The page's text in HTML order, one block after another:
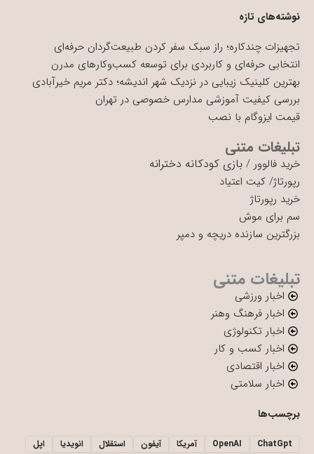
نوشته‌های تازه
تجهیزات چندکاره؛ راز سبک سفر کردن طبیعت‌گردان حرفه‌ای
انتخابی حرفه‌ای و کاربردی برای توسعه کسب‌وکارهای مدرن
بهترین کلینیک زیبایی در نزدیک شهر اندیشه؛ دکتر مریم خیرآبادی
بررسی کیفیت آموزشی مدارس خصوصی در تهران
قیمت ایزوگام با نصب
تبلیغات متنی
خرید فالوور / بازی کودکانه دخترانه
رپورتاژ/ کیت اعتیاد
خرید رپورتاژ
سم برای موش
بزرگترین سازنده دریچه و دمپر
تبلیغات متنی
اخبار ورزشی
اخبار فرهنگ وهنر
اخبار تکنولوژی
اخبار کسب و کار
اخبار اقتصادی
اخبار سلامتی
برچسب‌ها
ChatGpt
OpenAI آمریکا آیفون استقلال انویدیا
اپل